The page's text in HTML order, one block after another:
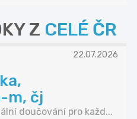
Z CELÉ ČR
22.07.2026
m, čj
doučování pro každ...